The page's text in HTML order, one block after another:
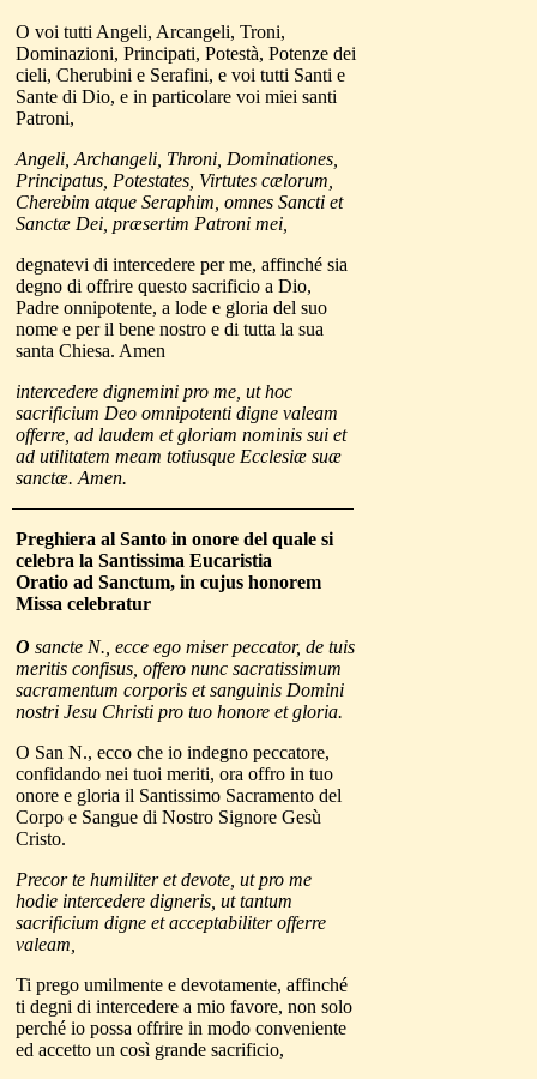
O voi tutti Angeli, Arcangeli, Troni,
Dominazioni, Principati, Potestà, Potenze dei
cieli, Cherubini e Serafini, e voi tutti Santi e
Sante di Dio, e in particolare voi miei santi
Patroni,
Angeli, Archangeli, Throni, Dominationes,
Principatus, Potestates, Virtutes cælorum,
Cherebim atque Seraphim, omnes Sancti et
Sanctæ Dei, præsertim Patroni mei,
degnatevi di intercedere per me, affinché sia
degno di offrire questo sacrificio a Dio,
Padre onnipotente, a lode e gloria del suo
nome e per il bene nostro e di tutta la sua
santa Chiesa. Amen
intercedere dignemini pro me, ut hoc
sacrificium Deo omnipotenti digne valeam
offerre, ad laudem et gloriam nominis sui et
ad utilitatem meam totiusque Ecclesiæ suæ
sanctæ. Amen.
Preghiera al Santo in onore del quale si
celebra la Santissima Eucaristia
Oratio ad Sanctum, in cujus honorem
Missa celebratur
O sancte N., ecce ego miser peccator, de tuis
meritis confisus, offero nunc sacratissimum
sacramentum corporis et sanguinis Domini
nostri Jesu Christi pro tuo honore et gloria.
O San N., ecco che io indegno peccatore,
confidando nei tuoi meriti, ora offro in tuo
onore e gloria il Santissimo Sacramento del
Corpo e Sangue di Nostro Signore Gesù
Cristo.
Precor te humiliter et devote, ut pro me
hodie intercedere digneris, ut tantum
sacrificium digne et acceptabiliter offerre
valeam,
Ti prego umilmente e devotamente, affinché
ti degni di intercedere a mio favore, non solo
perché io possa offrire in modo conveniente
ed accetto un così grande sacrificio,